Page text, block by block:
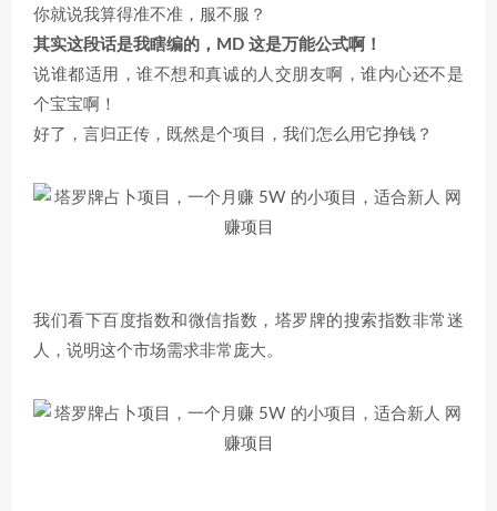
你就说我算得准不准，服不服？
其实这段话是我瞎编的，MD 这是万能公式啊！
说谁都适用，谁不想和真诚的人交朋友啊，谁内心还不是
个宝宝啊！
好了，言归正传，既然是个项目，我们怎么用它挣钱？
我们看下百度指数和微信指数，塔罗牌的搜索指数非常迷
人，说明这个市场需求非常庞大。